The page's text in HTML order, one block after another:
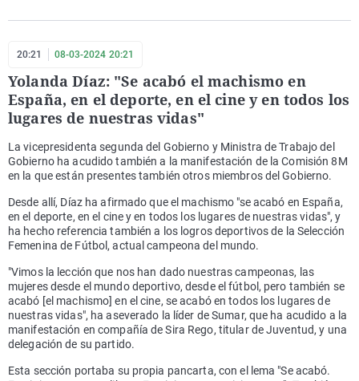
20:21 08-03-2024 20:21
Yolanda Díaz: "Se acabó el machismo en
España, en el deporte, en el cine y en todos los
lugares de nuestras vidas"
La vicepresidenta segunda del Gobierno y Ministra de Trabajo del
Gobierno ha acudido también a la manifestación de la Comisión 8M
en la que están presentes también otros miembros del Gobierno.
Desde allí, Díaz ha afirmado que el machismo "se acabó en España,
en el deporte, en el cine y en todos los lugares de nuestras vidas", y
ha hecho referencia también a los logros deportivos de la Selección
Femenina de Fútbol, actual campeona del mundo.
"Vimos la lección que nos han dado nuestras campeonas, las
mujeres desde el mundo deportivo, desde el fútbol, pero también se
acabó [el machismo] en el cine, se acabó en todos los lugares de
nuestras vidas", ha aseverado la líder de Sumar, que ha acudido a la
manifestación en compañía de Sira Rego, titular de Juventud, y una
delegación de su partido.
Esta sección portaba su propia pancarta, con el lema "Se acabó.